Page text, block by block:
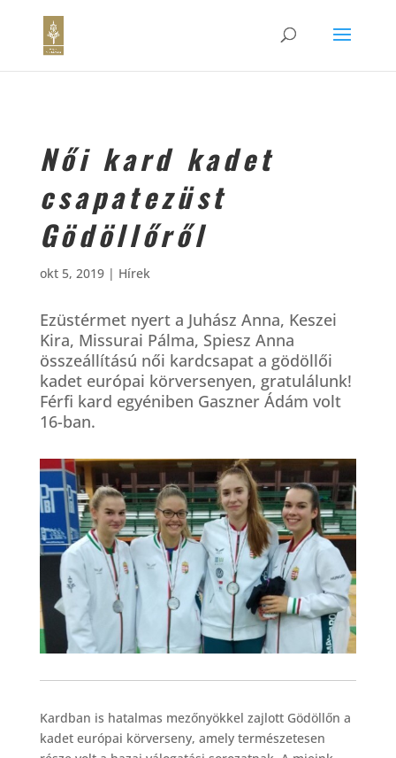
Női kard kadet
csapatezüst
Gödöllőről
okt 5, 2019| Hírek
Ezüstérmet nyert a Juhász Anna, Keszei
Kira, Missurai Pálma, Spiesz Anna
összeállítású női kardcsapat a gödöllői
kadet európai körversenyen, gratulálunk!
Férfi kard egyéniben Gaszner Ádám volt
16-ban.
Kardban is hatalmas mezőnyökkel zajlott Gödöllőn a
kadet európai körverseny, amely természetesen